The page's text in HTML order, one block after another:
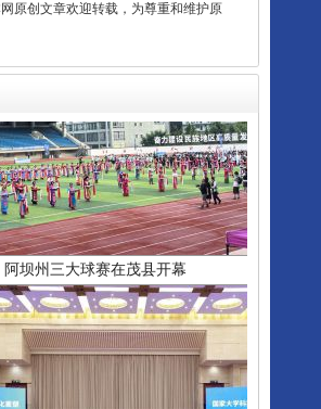
原创文章欢迎转载，为尊重和维护原
阿坝州三大球赛在茂县开幕